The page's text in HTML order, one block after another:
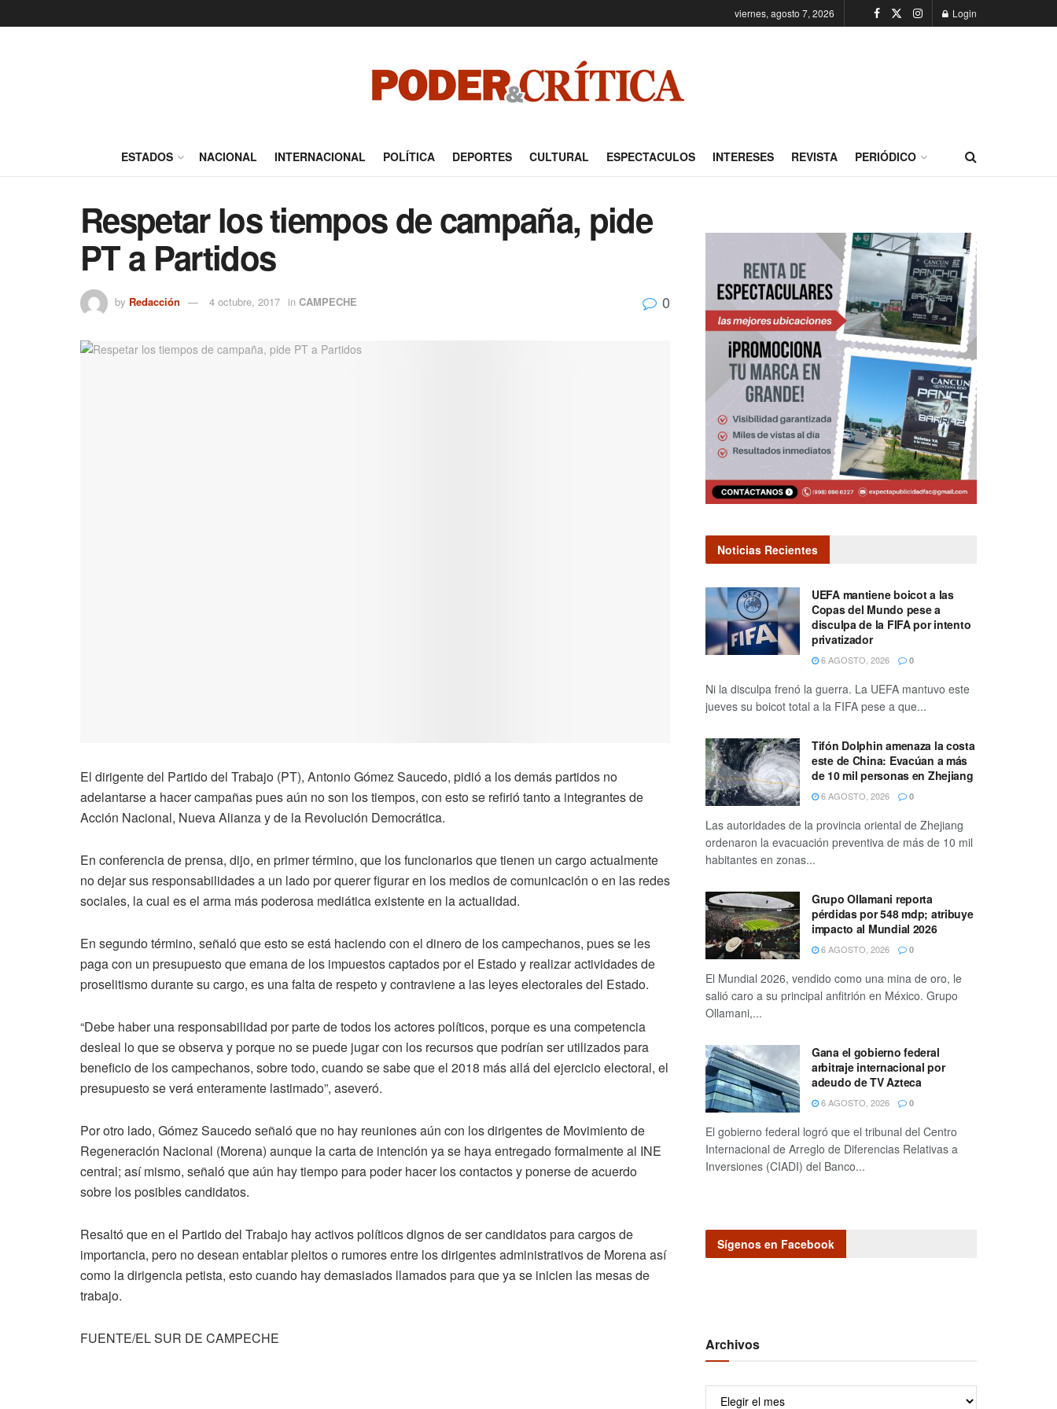
viernes, agosto 7, 2026 Login
ESTADOS NACIONAL INTERNACIONAL POLÍTICA DEPORTES CULTURAL ESPECTACULOS INTERESES REVISTA PERIÓDICO
Respetar los tiempos de campaña, pide
PT a Partidos
by Redacción 4 octubre, 2017 in CAMPECHE 0
El dirigente del Partido del Trabajo (PT), Antonio Gómez Saucedo, pidió a los demás partidos no
adelantarse a hacer campañas pues aún no son los tiempos, con esto se refirió tanto a integrantes de
Acción Nacional, Nueva Alianza y de la Revolución Democrática.
En conferencia de prensa, dijo, en primer término, que los funcionarios que tienen un cargo actualmente
no dejar sus responsabilidades a un lado por querer figurar en los medios de comunicación o en las redes
sociales, la cual es el arma más poderosa mediática existente en la actualidad.
En segundo término, señaló que esto se está haciendo con el dinero de los campechanos, pues se les
paga con un presupuesto que emana de los impuestos captados por el Estado y realizar actividades de
proselitismo durante su cargo, es una falta de respeto y contraviene a las leyes electorales del Estado.
“Debe haber una responsabilidad por parte de todos los actores políticos, porque es una competencia
desleal lo que se observa y porque no se puede jugar con los recursos que podrían ser utilizados para
beneficio de los campechanos, sobre todo, cuando se sabe que el 2018 más allá del ejercicio electoral, el
presupuesto se verá enteramente lastimado”, aseveró.
Por otro lado, Gómez Saucedo señaló que no hay reuniones aún con los dirigentes de Movimiento de
Regeneración Nacional (Morena) aunque la carta de intención ya se haya entregado formalmente al INE
central; así mismo, señaló que aún hay tiempo para poder hacer los contactos y ponerse de acuerdo
sobre los posibles candidatos.
Resaltó que en el Partido del Trabajo hay activos políticos dignos de ser candidatos para cargos de
importancia, pero no desean entablar pleitos o rumores entre los dirigentes administrativos de Morena así
como la dirigencia petista, esto cuando hay demasiados llamados para que ya se inicien las mesas de
trabajo.
FUENTE/EL SUR DE CAMPECHE
Noticias Recientes
UEFA mantiene boicot a las
Copas del Mundo pese a
disculpa de la FIFA por intento
privatizador
6 AGOSTO, 2026 0
Ni la disculpa frenó la guerra. La UEFA mantuvo este
jueves su boicot total a la FIFA pese a que...
Tifón Dolphin amenaza la costa
este de China: Evacúan a más
de 10 mil personas en Zhejiang
6 AGOSTO, 2026 0
Las autoridades de la provincia oriental de Zhejiang
ordenaron la evacuación preventiva de más de 10 mil
habitantes en zonas...
Grupo Ollamani reporta
pérdidas por 548 mdp; atribuye
impacto al Mundial 2026
6 AGOSTO, 2026 0
El Mundial 2026, vendido como una mina de oro, le
salió caro a su principal anfitrión en México. Grupo
Ollamani,...
Gana el gobierno federal
arbitraje internacional por
adeudo de TV Azteca
6 AGOSTO, 2026 0
El gobierno federal logró que el tribunal del Centro
Internacional de Arreglo de Diferencias Relativas a
Inversiones (CIADI) del Banco...
Sígenos en Facebook
Archivos
Archivos